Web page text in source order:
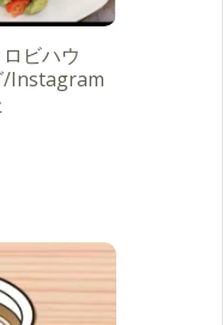
ビハウ
/Instagram